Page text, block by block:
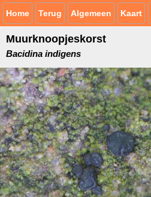
Home Terug Algemeen Kaart
Muurknoopjeskorst
Bacidina indigens